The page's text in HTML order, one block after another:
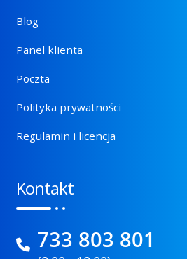
Blog
Panel klienta
Poczta
Polityka prywatności
Regulamin i licencja
Kontakt
733 803 801